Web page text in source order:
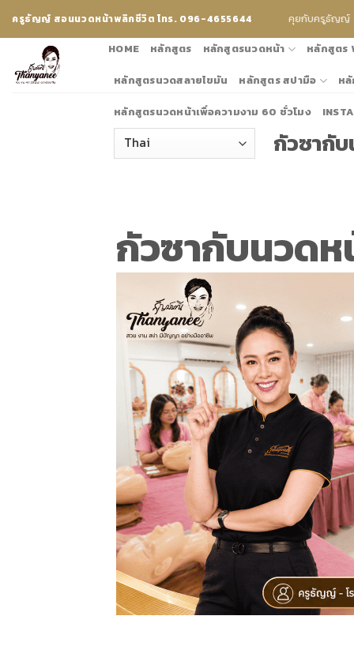
content
ครูธัญญ์ สอนนวดหน้าพลิกชีวิต โทร. 096-4655644
คุยกับครูธัญญ์
HOME
หลักสูตร หลักสูตรนวดหน้า หลักสูตร
หลักสูตรนวดสลายไขมัน หลักสูตร สปามือ ห
หลักสูตรนวดหน้าเพื่อความงาม 60 ชั่วโมง
กัวซากั
กัวซากับนวดห